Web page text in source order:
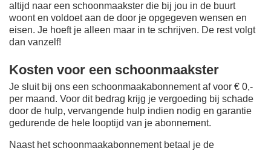
altijd naar een schoonmaakster die bij jou in de buurt
woont en voldoet aan de door je opgegeven wensen en
eisen. Je hoeft je alleen maar in te schrijven. De rest volgt
dan vanzelf!
Kosten voor een schoonmaakster
Je sluit bij ons een schoonmaakabonnement af voor € 0,-
per maand. Voor dit bedrag krijg je vergoeding bij schade
door de hulp, vervangende hulp indien nodig en garantie
gedurende de hele looptijd van je abonnement.
Naast het schoonmaakabonnement betaal je de